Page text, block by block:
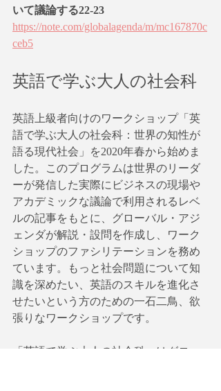
いて議論する22-23
https://note.com/globalagenda/m/mc167870c
ceb5
英語で学ぶ大人の社会科
英語上級者向けのワークショップ「英
語で学ぶ大人の社会科：世界の知性が
語る現代社会」を2020年春から始めま
した。このプログラムは世界のリーダ
ーが発信した実際にビジネスの現場や
アカデミックな議論で利用されるレベ
ルの記事をもとに、グローバル・アジ
ェンダが解説・設問を作成し、ワーク
ショップのファシリテーションを務め
ています。もっと社会問題について知
識を深めたい、英語のスキルを進化さ
せたいという方のための一石二鳥、欲
張りなワークショップです。
「英語で学ぶ大人の社会科」はグロー